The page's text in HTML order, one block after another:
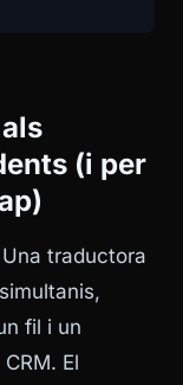
(i per
traductora
fil i un
El